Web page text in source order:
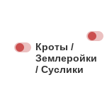
Кроты /
Землеройки
/ Суслики